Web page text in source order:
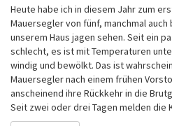
Heute habe ich in diesem Jahr zum
Mauersegler von fünf, manchmal
unserem Haus jagen sehen. Seit ein
schlecht, es ist mit Temperaturen
windig und bewölkt. Das ist
Mauersegler nach einem frühen
anscheinend ihre Rückkehr in die
Seit zwei oder drei Tagen melden